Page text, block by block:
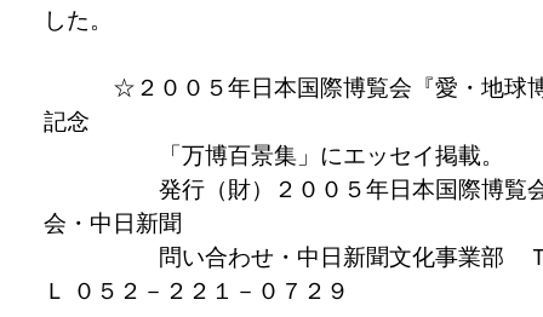
した。
☆２００５年日本国際博覧会『愛・地球
記念
「万博百景集」にエッセイ掲載。
発行（財）２００５年日本国際博覧
会・中日新聞
問い合わせ・中日新聞文化事業部
Ｌ ０５２－２２１－０７２９